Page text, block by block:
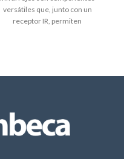
versátiles que, junto con un
receptor IR, permiten